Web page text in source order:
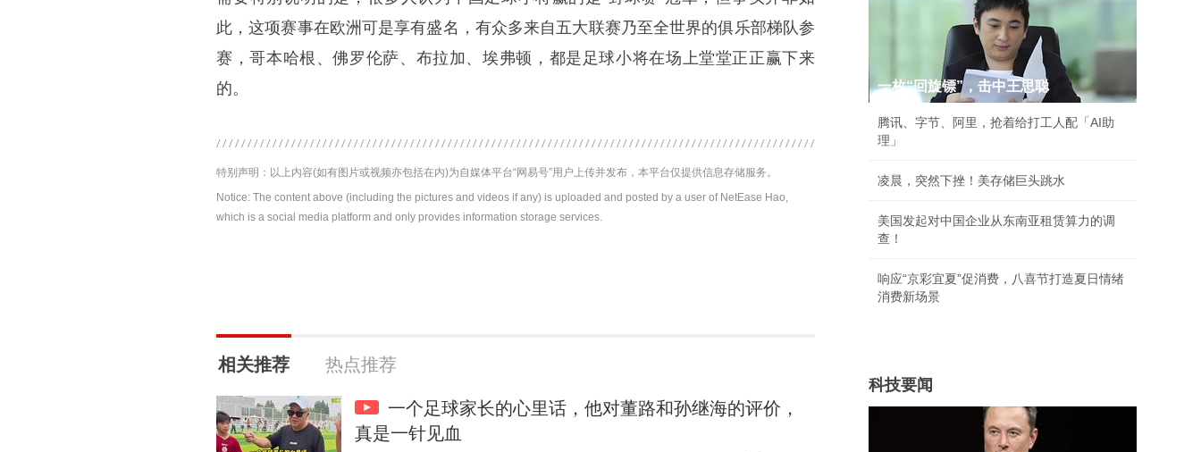
此，这项赛事在欧洲可是享有盛名，有众多来自五大联赛乃至全世界的俱乐部梯队参
赛，哥本哈根、佛罗伦萨、布拉加、埃弗顿，都是足球小将在场上堂堂正正赢下来
的。
特别声明：以上内容(如有图片或视频亦包括在内)为自媒体平台“网易号”用户上传并发布，本平台仅提供信息存储服务。
Notice: The content above (including the pictures and videos if any) is uploaded and posted by a user of NetEase Hao,
which is a social media platform and only provides information storage services.
相关推荐 热点推荐
一个足球家长的心里话，他对董路和孙继海的评价，
真是一针见血
一枚“回旋镖”，击中王思聪
腾讯、字节、阿里，抢着给打工人配「AI助
理」
凌晨，突然下挫！美存储巨头跳水
美国发起对中国企业从东南亚租赁算力的调
查！
响应“京彩宜夏”促消费，八喜节打造夏日情绪
消费新场景
科技要闻